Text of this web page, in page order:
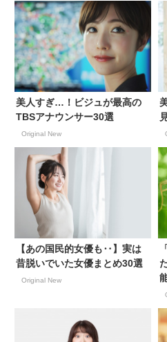
美人すぎ…！ビジュが最高の
TBSアナウンサー30選
Original New
【あの国民的女優も‥】実は
昔脱いでいた女優まとめ30選
Original New